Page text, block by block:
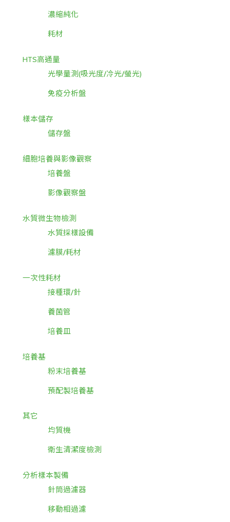
濃縮純化
耗材
HTS高通量
光學量測(吸光度/冷光/螢光)
免疫分析盤
樣本儲存
儲存盤
細胞培養與影像觀察
培養盤
影像觀察盤
水質微生物檢測
水質採樣設備
濾膜/耗材
一次性耗材
接種環/針
養菌管
培養皿
培養基
粉末培養基
預配製培養基
其它
均質機
衛生清潔度檢測
分析樣本製備
針筒過濾器
移動相過濾